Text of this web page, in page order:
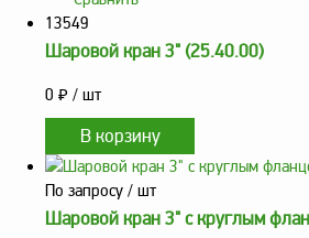
Продукция НПП
СЕНСОР
Газоаналитическое
оборудование
Эксплуатационное
оборудование
Аналоги запасных
13549
Шаровой кран 3" (25.40.00)
0 ₽ / шт
По запросу / шт
Шаровой кран 3" с круглым